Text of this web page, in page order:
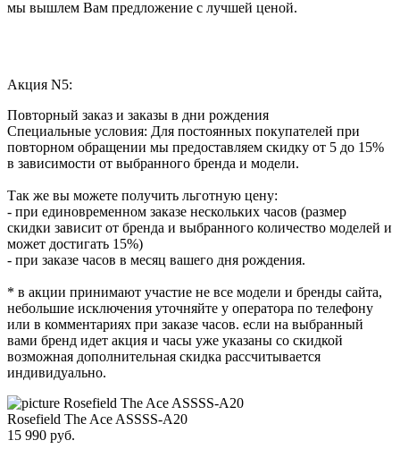
мы вышлем Вам предложение с лучшей ценой.
Акция N5:
Повторный заказ и заказы в дни рождения
Специальные условия: Для постоянных покупателей при
повторном обращении мы предоставляем скидку от 5 до 15%
в зависимости от выбранного бренда и модели.
Так же вы можете получить льготную цену:
- при единовременном заказе нескольких часов (размер
скидки зависит от бренда и выбранного количество моделей и
может достигать 15%)
- при заказе часов в месяц вашего дня рождения.
* в акции принимают участие не все модели и бренды сайта,
небольшие исключения уточняйте у оператора по телефону
или в комментариях при заказе часов. если на выбранный
вами бренд идет акция и часы уже указаны со скидкой
возможная дополнительная скидка рассчитывается
индивидуально.
Rosefield The Ace ASSSS-A20
15 990 руб.